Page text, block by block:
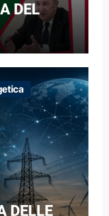
DEL
DELLE